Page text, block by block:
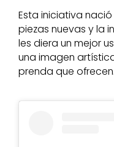
Esta iniciativa
piezas nuevas y la
les diera un mejor
una imagen
prenda que ofrecen.